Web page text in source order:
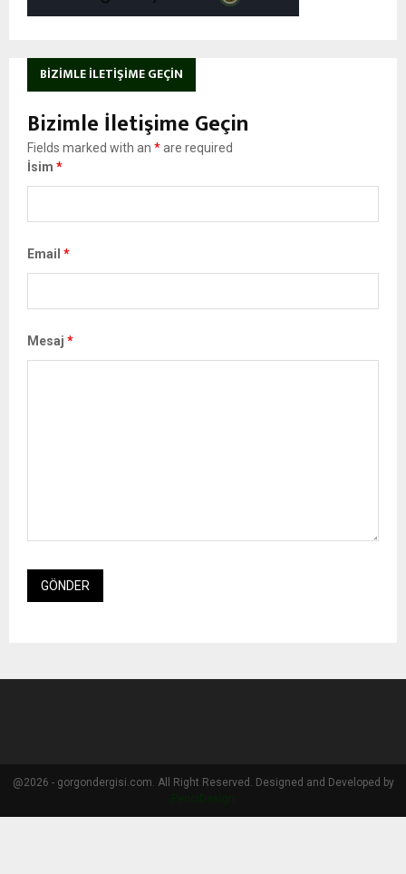
BIZIMLE İLETIŞIME GEÇIN
Bizimle İletişime Geçin
Fields marked with an *are required
İsim *
Email *
Mesaj *
@2026 - gorgondergisi.com. All Right Reserved. Designed and Developed by